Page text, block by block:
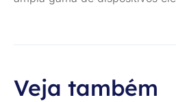
Veja também